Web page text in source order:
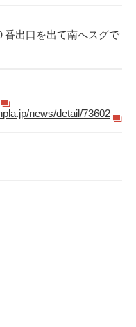
番出口を出て南へスグで
news/detail/73602